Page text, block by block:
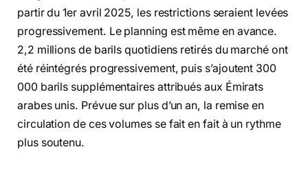
partir du 1er avril 2025, les restrictions seraient levées
progressivement. Le planning est même en avance.
2,2 millions de barils quotidiens retirés du marché ont
été réintégrés progressivement, puis s’ajoutent 300
000 barils supplémentaires attribués aux Émirats
arabes unis. Prévue sur plus d’un an, la remise en
circulation de ces volumes se fait en fait à un rythme
plus soutenu.